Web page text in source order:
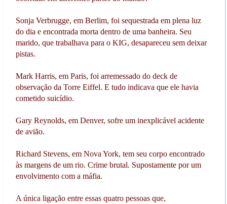
Sonja Verbrugge, em Berlim, foi sequestrada em plena luz
do dia e encontrada morta dentro de uma banheira. Seu
marido, que trabalhava para o KIG, desapareceu sem deixar
pistas.
Mark Harris, em Paris, foi arremessado do deck de
observação da Torre Eiffel. E tudo indicava que ele havia
cometido suicídio.
Gary Reynolds, em Denver, sofre um inexplicável acidente
de avião.
Richard Stevens, em Nova York, tem seu corpo encontrado
às margens de um rio. Crime brutal. Supostamente por um
envolvimento com a máfia.
A única ligação entre essas quatro pessoas que,